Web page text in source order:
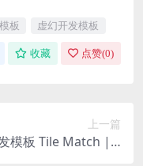
板 虚幻开发模板
收藏 点赞(0)
上一篇
模板 Tile Match | T